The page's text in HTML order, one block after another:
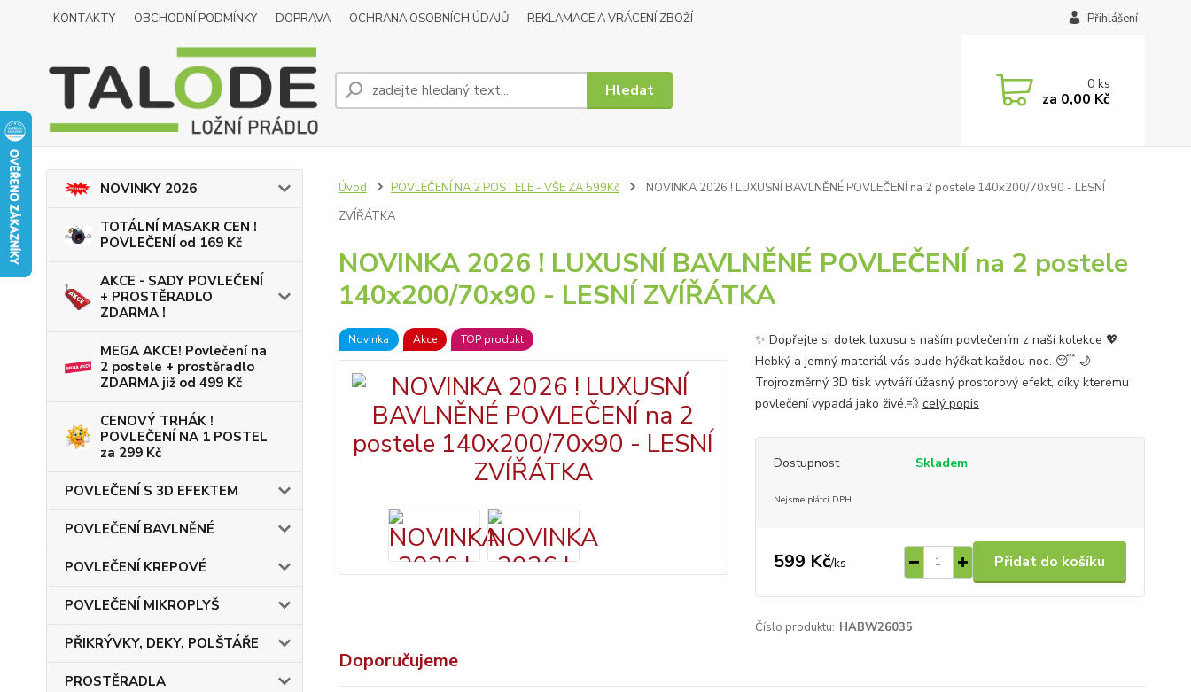
KONTAKTY OBCHODNÍ PODMÍNKY DOPRAVA OCHRANA OSOBNÍCH ÚDAJŮ REKLAMACE A VRÁCENÍ ZBOŽÍ Přihlášení
Hledat 0ks
za 0,00 Kč
NOVINKY 2026
TOTÁLNÍ MASAKR CEN !
POVLEČENÍ od 169 Kč
AKCE - SADY POVLEČENÍ
+ PROSTĚRADLO
ZDARMA !
MEGA AKCE! Povlečení na
2 postele + prostěradlo
ZDARMA již od 499 Kč
CENOVÝ TRHÁK !
POVLEČENÍ NA 1 POSTEL
za 299 Kč
POVLEČENÍ S 3D EFEKTEM
POVLEČENÍ BAVLNĚNÉ
POVLEČENÍ KREPOVÉ
POVLEČENÍ MIKROPLYŠ
PŘIKRÝVKY, DEKY, POLŠTÁŘE
PROSTĚRADLA
Úvod POVLEČENÍ NA 2 POSTELE - VŠE ZA 599Kč
NOVINKA 2026 ! LUXUSNÍ BAVLNĚNÉ POVLEČENÍ na 2 postele 140x200/70x90 - LESNÍ
ZVÍŘÁTKA
NOVINKA 2026 ! LUXUSNÍ BAVLNĚNÉ POVLEČENÍ na 2 postele
140x200/70x90 - LESNÍ ZVÍŘÁTKA
Novinka Akce TOP produkt
✨ Dopřejte si dotek luxusu s naším povlečením z naší kolekce 💖
Hebký a jemný materiál vás bude hýčkat každou noc. 😴 🌙
Trojrozměrný 3D tisk vytváří úžasný prostorový efekt, díky kterému
povlečení vypadá jako živé.💨 celý popis
Dostupnost Skladem
Nejsme plátci DPH
599 Kč/ks Přidat do košíku
Číslo produktu: HABW26035
Doporučujeme